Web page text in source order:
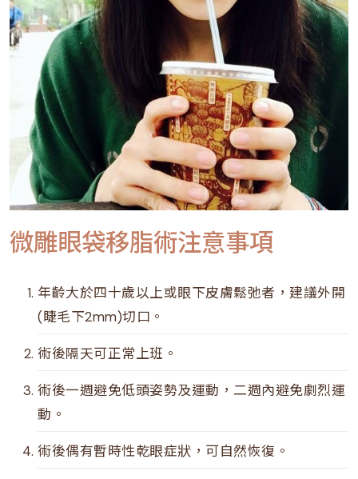
微雕眼袋移脂術注意事項
年齡大於四十歲以上或眼下皮膚鬆弛者，建議外開
(睫毛下2mm)切口。
術後隔天可正常上班。
術後一週避免低頭姿勢及運動，二週內避免劇烈運
動。
術後偶有暫時性乾眼症狀，可自然恢復。